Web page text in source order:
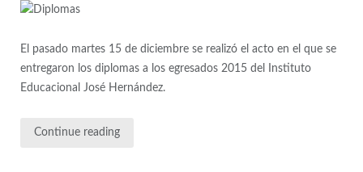
El pasado martes 15 de diciembre se realizó el acto en el que se
entregaron los diplomas a los egresados 2015 del Instituto
Educacional José Hernández.
Continue reading